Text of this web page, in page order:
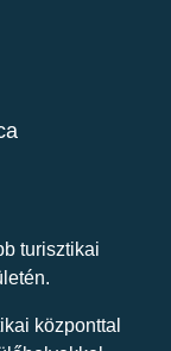
turisztikai
központtal